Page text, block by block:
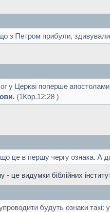
що з Петром прибули,
у Церкві поперше
(1Кор.12:28 )
що це в першу чергу ознака. А
це видумки біблійних
будуть ознаки